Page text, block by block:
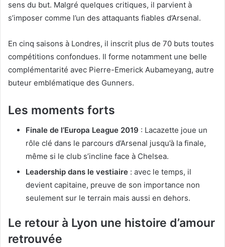
sens du but. Malgré quelques critiques, il parvient à
s’imposer comme l’un des attaquants fiables d’Arsenal.
En cinq saisons à Londres, il inscrit plus de 70 buts toutes
compétitions confondues. Il forme notamment une belle
complémentarité avec Pierre-Emerick Aubameyang, autre
buteur emblématique des Gunners.
Les moments forts
Finale de l’Europa League 2019 : Lacazette joue un
rôle clé dans le parcours d’Arsenal jusqu’à la finale,
même si le club s’incline face à Chelsea.
Leadership dans le vestiaire : avec le temps, il
devient capitaine, preuve de son importance non
seulement sur le terrain mais aussi en dehors.
Le retour à Lyon une histoire d’amour
retrouvée